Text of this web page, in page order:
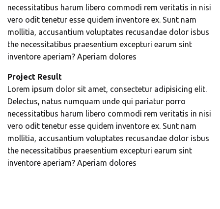
necessitatibus harum libero commodi rem veritatis in nisi
vero odit tenetur esse quidem inventore ex. Sunt nam
mollitia, accusantium voluptates recusandae dolor isbus
the necessitatibus praesentium excepturi earum sint
inventore aperiam? Aperiam dolores
Project Result
Lorem ipsum dolor sit amet, consectetur adipisicing elit.
Delectus, natus numquam unde qui pariatur porro
necessitatibus harum libero commodi rem veritatis in nisi
vero odit tenetur esse quidem inventore ex. Sunt nam
mollitia, accusantium voluptates recusandae dolor isbus
the necessitatibus praesentium excepturi earum sint
inventore aperiam? Aperiam dolores